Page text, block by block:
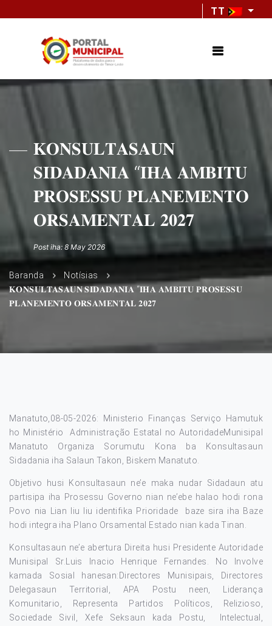
TT
𝐊𝐎𝐍𝐒𝐔𝐋𝐓𝐀𝐒𝐀𝐔𝐍
𝐒𝐈𝐃𝐀𝐃𝐀𝐍𝐈𝐀 “𝐈𝐇𝐀 𝐀𝐌𝐁𝐈𝐓𝐔
𝐏𝐑𝐎𝐒𝐄𝐒𝐒𝐔 𝐏𝐋𝐀𝐍𝐄𝐌𝐄𝐍𝐓𝐎
𝐎𝐑𝐒𝐀𝐌𝐄𝐍𝐓𝐀𝐋 𝟐𝟎𝟐𝟕
Post iha: 8 May 2026
Baranda
Notísias
𝐊𝐎𝐍𝐒𝐔𝐋𝐓𝐀𝐒𝐀𝐔𝐍 𝐒𝐈𝐃𝐀𝐃𝐀𝐍𝐈𝐀 “𝐈𝐇𝐀 𝐀𝐌𝐁𝐈𝐓𝐔 𝐏𝐑𝐎𝐒𝐄𝐒𝐒𝐔
𝐏𝐋𝐀𝐍𝐄𝐌𝐄𝐍𝐓𝐎 𝐎𝐑𝐒𝐀𝐌𝐄𝐍𝐓𝐀𝐋 𝟐𝟎𝟐𝟕
Manatuto,08-05-2026: Ministerio Finanças Serviço Hamutuk
ho Ministério Administração Estatal no AutoridadeMunisipal
Manatuto Organiza Sorumutu Kona ba Konsultasaun
Sidadania iha Salaun Takon, Biskem Manatuto.
Objetivo husi Konsultasaun ne’e maka nudar Sidadaun atu
partisipa iha Prosessu Governo nian ne’ebe halao hodi rona
Povo nia Lian liu liu identifika Prioridade baze sira iha Baze
hodi integra iha Plano Orsamental Estado nian kada Tinan.
Konsultasaun ne’e abertura Direita husi Presidente Autoridade
Munisipal Sr.Luis Inacio Henrique Fernandes. No Involve
kamada Sosial hanesan:Directores Munisipais, Directores
Delegasaun Territorial, APA Postu neen, Liderança
Komunitario, Representa Partidos Políticos, Relizioso,
Sociedade Sivil, Xefe Seksaun kada Postu, Intelectual,